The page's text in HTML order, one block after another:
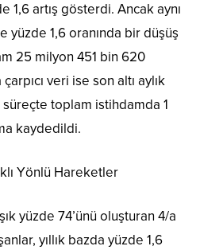
1,6 artış gösterdi. Ancak aynı
yüzde 1,6 oranında bir düşüş
25 milyon 451 bin 620
veri ise son altı aylık
toplam istihdamda 1
kaydedildi.
Yönlü Hareketler
yüzde 74’ünü oluşturan 4/a
yıllık bazda yüzde 1,6